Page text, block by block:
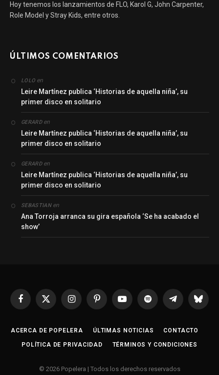
Hoy tenemos los lanzamientos de FLO, Karol G, John Carpenter,
Role Model y Stray Kids, entre otros.
ÚLTIMOS COMENTARIOS
LOLO en
Leire Martínez publica ‘Historias de aquella niña’, su
primer disco en solitario
GERARDen
Leire Martínez publica ‘Historias de aquella niña’, su
primer disco en solitario
GERARDen
Leire Martínez publica ‘Historias de aquella niña’, su
primer disco en solitario
SEBASTIANen
Ana Torroja arranca su gira española ‘Se ha acabado el
show’
Facebook
X
InstagramPinterestYouTubeSpotify Telegrama
ACERCA DE POPELERA ÚLTIMAS NOTICIAS CONTACTO
POLÍTICA DE PRIVACIDAD TÉRMINOS Y CONDICIONES
© 2026 Popelera | Todos los derechos reservados